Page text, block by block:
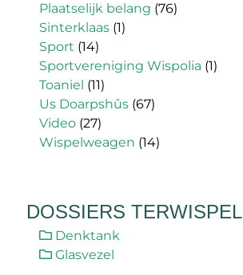
Plaatselijk belang (76)
Sinterklaas (1)
Sport (14)
Sportvereniging Wispolia (1)
Toaniel (11)
Us Doarpshûs (67)
Video (27)
Wispelweagen (14)
DOSSIERS TERWISPEL
Denktank
Glasvezel